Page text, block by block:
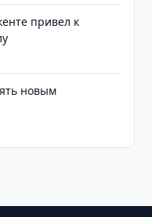
привел к
новым